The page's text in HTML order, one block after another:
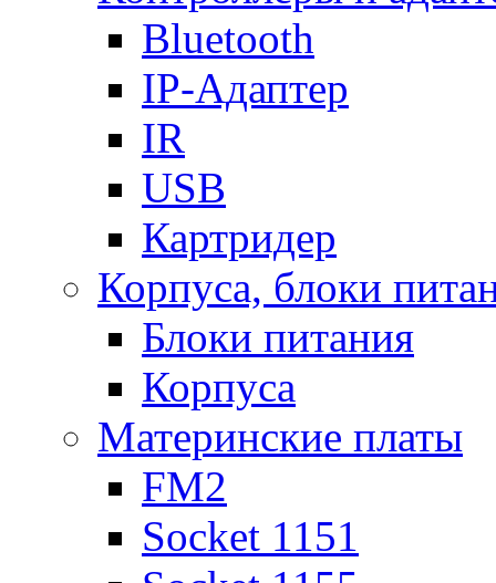
Bluetooth
IP-Адаптер
IR
USB
Картридер
Корпуса, блоки
Блоки питания
Корпуса
Материнские платы
FM2
Socket 1151